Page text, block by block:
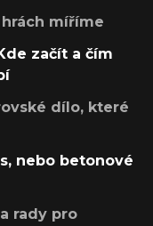
míříme
začít a čím
dílo, které
nebo betonové
rady pro